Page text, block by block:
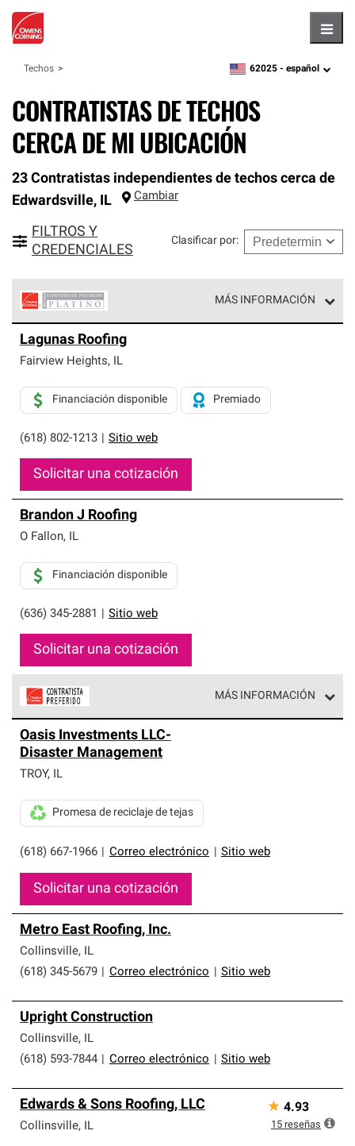
Techos zipcode,language
62025 - español
CONTRATISTAS DE TECHOS
CERCA DE MI UBICACIÓN
23 Contratistas independientes de techos cerca de
Edwardsville, IL Cambiar
FILTROS Y
CREDENCIALES
Clasificar por:
MÁS INFORMACIÓN
Corning constituyen el nivel superior de nuestra red
exclusiva y cumplen con estándares estrictos de
Solo ellos pueden ofrecer nuestra mejor garantía de
sistemas de techos.
Lagunas Roofing
Fairview Heights, IL
(618) 802-1213 Sitio web
Financiación disponible Premiado
Solicitar una cotización
Brandon J Roofing
O Fallon, IL
(636) 345-2881 Sitio web
Financiación disponible
Solicitar una cotización
MÁS INFORMACIÓN
parte de una red exclusiva de profesionales de techos
que cumplen con altos estándares y requisitos estrictos
de profesionalismo y confiabilidad.
Oasis Investments LLC-
Disaster Management
TROY, IL
(618) 667-1966 Correo electrónico Sitio web
Promesa de reciclaje de tejas
Solicitar una cotización
Metro East Roofing, Inc.
Collinsville, IL
(618) 345-5679
Correo electrónico Sitio web
Upright Construction
Collinsville, IL
(618) 593-7844
Correo electrónico Sitio web
Edwards & Sons Roofing, LLC
Collinsville, IL
★ 4.93
15 reseñas